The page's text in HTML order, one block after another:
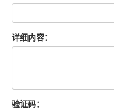
详细内容：
验证码：